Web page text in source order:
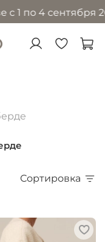
сентября 2026
Сортировка